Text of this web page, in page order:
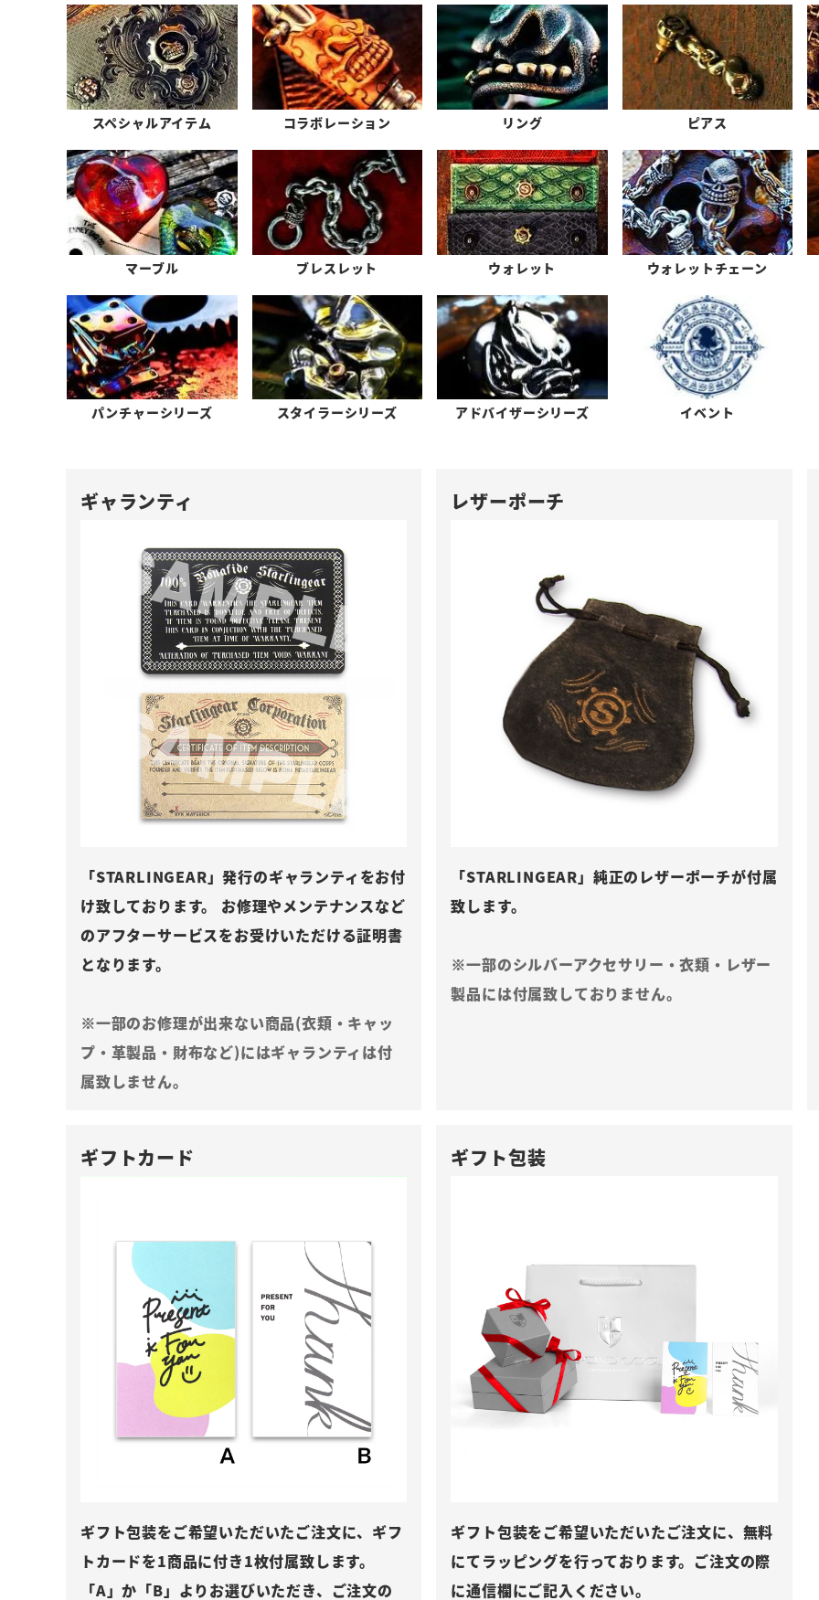
スペシャルアイテム コラボレーション リング ピアス
マーブル ブレスレット ウォレット ウォレットチェーン
パンチャーシリーズ スタイラーシリーズ アドバイザーシリーズ イベント
ギャランティ
「STARLINGEAR」発行のギャランティをお付
け致しております。 お修理やメンテナンスなど
のアフターサービスをお受けいただける証明書
となります。
※一部のお修理が出来ない商品(衣類・キャッ
プ・革製品・財布など)にはギャランティは付
属致しません。
レザーポーチ
「STARLINGEAR」純正のレザーポーチが付属
致します。
※一部のシルバーアクセサリー・衣類・レザー
製品には付属致しておりません。
ギフトカード
ギフト包装をご希望いただいたご注文に、ギフ
トカードを1商品に付き1枚付属致します。
「A」か「B」よりお選びいただき、ご注文の
ギフト包装
ギフト包装をご希望いただいたご注文に、無料
にてラッピングを行っております。ご注文の際
に通信欄にご記入ください。